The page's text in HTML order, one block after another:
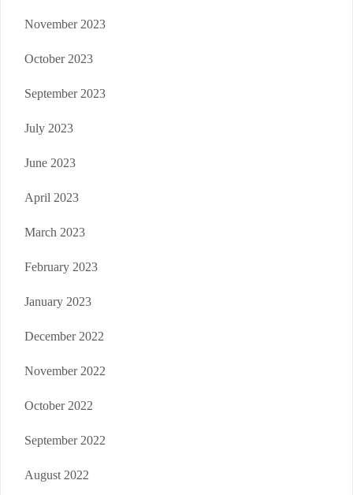
November 2023
October 2023
September 2023
July 2023
June 2023
April 2023
March 2023
February 2023
January 2023
December 2022
November 2022
October 2022
September 2022
August 2022